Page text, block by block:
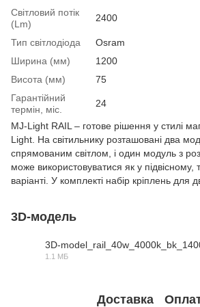
Світловий потік
(Lm)
2400
Тип світлодіода
Osram
Ширина (мм)
1200
Висота (мм)
75
Гарантійний
термін, міс.
24
MJ-Light RAIL – готове рішення у стилі
Light. На світильнику розташовані два
спрямованим світлом, і один модуль з
може використовуватися як у підвісному,
варіанті. У комплекті набір кріплень для
3D-модель
3D-
1.1 МБ
Доставка